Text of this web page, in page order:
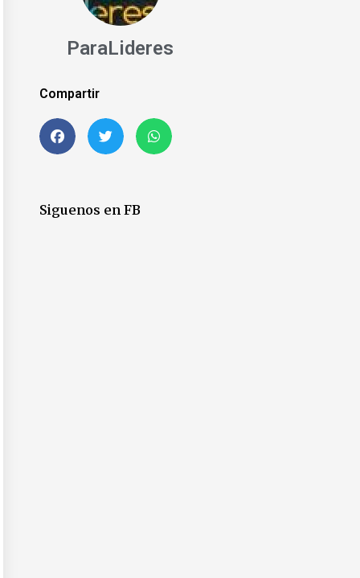
ParaLideres
Compartir
Siguenos en FB